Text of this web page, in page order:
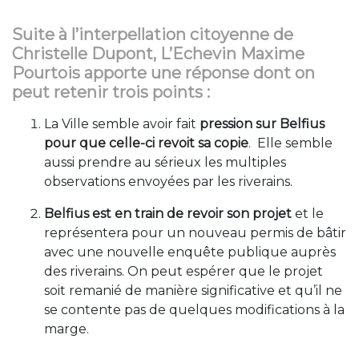
Suite à l’interpellation citoyenne de
Christelle Dupont, L’Echevin Maxime
Pourtois apporte une réponse dont on
peut retenir trois points :
La Ville semble avoir fait pression sur Belfius
pour que celle-ci revoit sa copie. Elle semble
aussi prendre au sérieux les multiples
observations envoyées par les riverains.
Belfius est en train de revoir son projet et le
représentera pour un nouveau permis de bâtir
avec une nouvelle enquête publique auprès
des riverains. On peut espérer que le projet
soit remanié de manière significative et qu’il ne
se contente pas de quelques modifications à la
marge.